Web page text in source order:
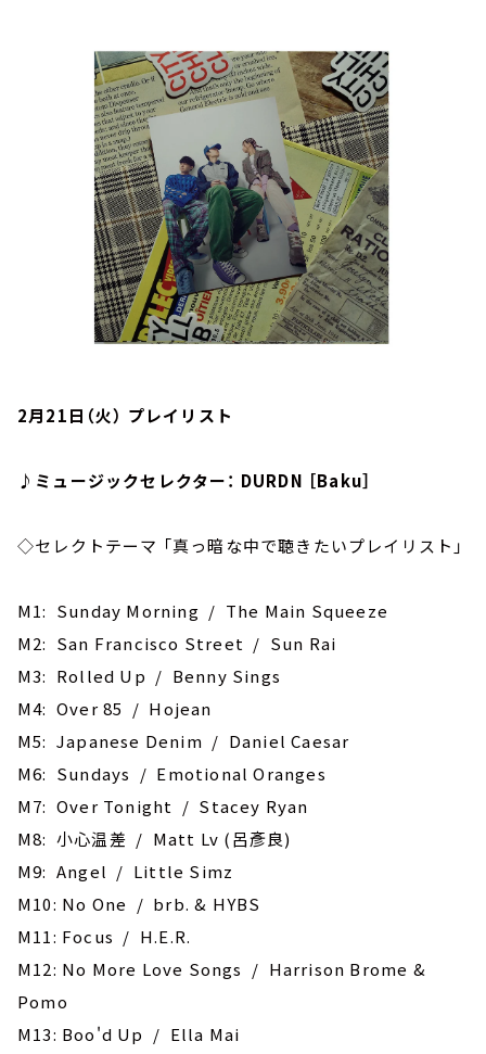
お知らせ
イベント・グッズ
YouTube
会社情報
2月21日（火） プレイリスト
♪ミュージックセレクター： DURDN ［Baku］
◇セレクトテーマ 「真っ暗な中で聴きたいプレイリスト」
M1: Sunday Morning / The Main Squeeze
M2: San Francisco Street / Sun Rai
M3: Rolled Up / Benny Sings
M4: Over 85 / Hojean
M5: Japanese Denim / Daniel Caesar
M6: Sundays / Emotional Oranges
M7: Over Tonight / Stacey Ryan
M8: 小心温差 / Matt Lv (呂彥良)
M9: Angel / Little Simz
M10: No One / brb. & HYBS
M11: Focus / H.E.R.
M12: No More Love Songs / Harrison Brome &
Pomo
M13: Boo'd Up / Ella Mai